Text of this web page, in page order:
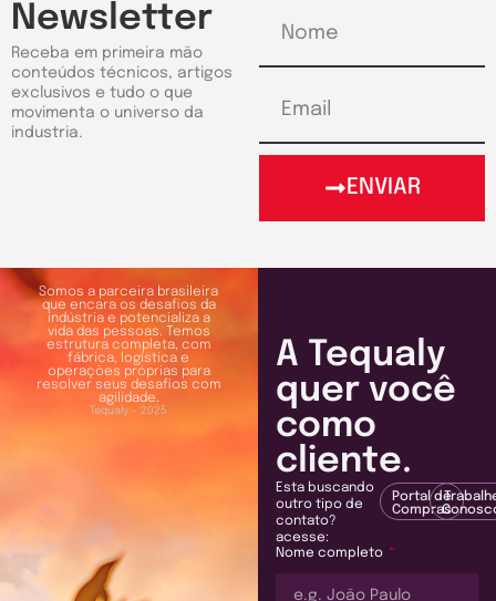
Newsletter
Receba em primeira mão
conteúdos técnicos, artigos
exclusivos e tudo o que
movimenta o universo da
industria.
ENVIAR
Somos a parceira brasileira
que encara os desafios da
indústria e potencializa a
vida das pessoas. Temos
estrutura completa, com
fábrica, logística e
operações próprias para
resolver seus desafios com
agilidade.
Tequaly - 2025
A Tequaly
quer você
como
cliente.
Esta buscando
outro tipo de
contato?
acesse:
Portal de
Compras
Nome completo